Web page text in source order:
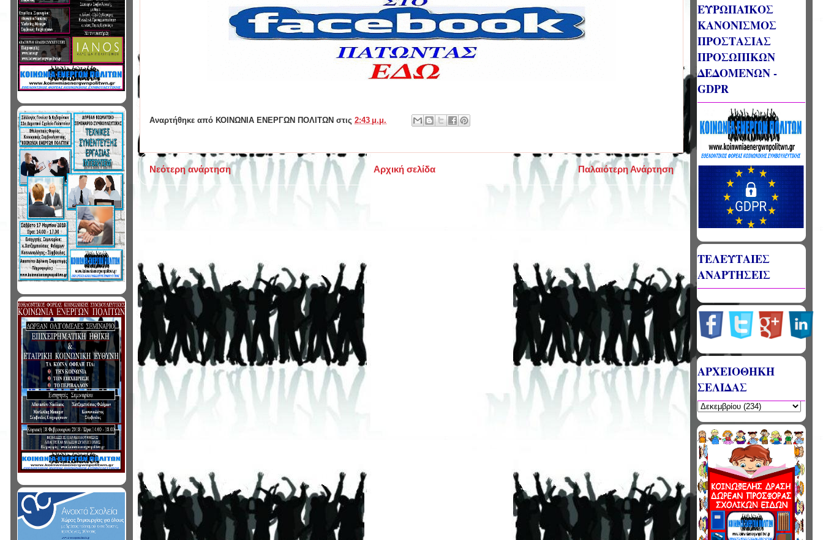
Αναρτήθηκε από ΚΟΙΝΩΝΙΑ ΕΝΕΡΓΩΝ ΠΟΛΙΤΩΝ στις 2:43 μ.μ.
Νεότερη ανάρτηση Παλαιότερη Ανάρτηση
Αρχική σελίδα
ΕΥΡΩΠΑΪΚΟΣ
ΚΑΝΟΝΙΣΜΟΣ
ΠΡΟΣΤΑΣΙΑΣ
ΠΡΟΣΩΠΙΚΩΝ
ΔΕΔΟΜΕΝΩΝ -
GDPR
ΤΕΛΕΥΤΑΙΕΣ
ΑΝΑΡΤΗΣΕΙΣ
ΑΡΧΕΙΟΘΗΚΗ
ΣΕΛΙΔΑΣ